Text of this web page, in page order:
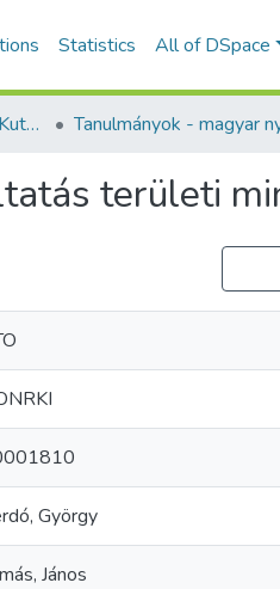
Statistics All of DSpace
ELTE KRTK Regionális Kutatások Intézete
területi
György
János